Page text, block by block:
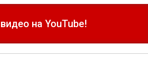
на YouTube!